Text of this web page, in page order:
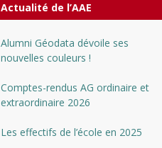
Actualité de l’AAE
Alumni Géodata dévoile ses
nouvelles couleurs !
Comptes-rendus AG ordinaire et
extraordinaire 2026
Les effectifs de l’école en 2025